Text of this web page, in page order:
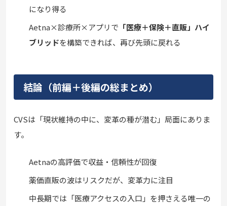
になり得る
Aetna×診療所×アプリで 「医療＋保険＋直販」ハイ
ブリッドを構築できれば、再び先頭に戻れる
結論（前編＋後編の総まとめ）
CVSは「現状維持の中に、変革の種が潜む」局面にありま
す。
Aetnaの高評価で収益・信頼性が回復
薬価直販の波はリスクだが、変革力に注目
中長期では「医療アクセスの入口」を押さえる唯一の